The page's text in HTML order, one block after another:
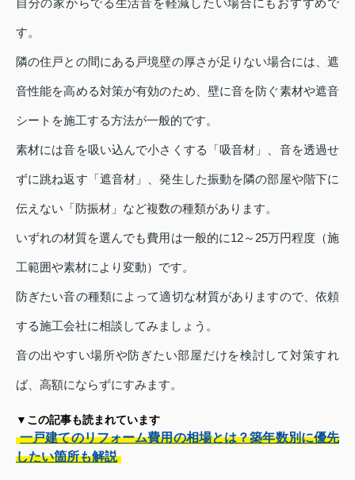
す。
隣の住戸との間にある戸境壁の厚さが足りない場合には、遮
音性能を高める対策が有効のため、壁に音を防ぐ素材や遮音
シートを施工する方法が一般的です。
素材には音を吸い込んで小さくする「吸音材」、音を透過せ
ずに跳ね返す「遮音材」、発生した振動を隣の部屋や階下に
伝えない「防振材」など複数の種類があります。
いずれの材質を選んでも費用は一般的に12～25万円程度（施
工範囲や素材により変動）です。
防ぎたい音の種類によって適切な材質がありますので、依頼
する施工会社に相談してみましょう。
音の出やすい場所や防ぎたい部屋だけを検討して対策すれ
ば、高額にならずにすみます。
▼この記事も読まれています
一戸建てのリフォーム費用の相場とは？築年数別に優先
したい箇所も解説